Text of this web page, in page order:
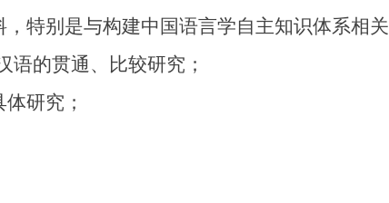
别是与构建中国语言学自主知识体系相关
的贯通、比较研究；
研究；